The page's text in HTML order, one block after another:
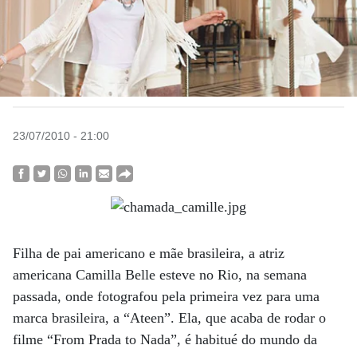
23/07/2010 - 21:00
Filha de pai americano e mãe brasileira, a atriz
americana Camilla Belle esteve no Rio, na semana
passada, onde fotografou pela primeira vez para uma
marca brasileira, a “Ateen”. Ela, que acaba de rodar o
filme “From Prada to Nada”, é habitué do mundo da